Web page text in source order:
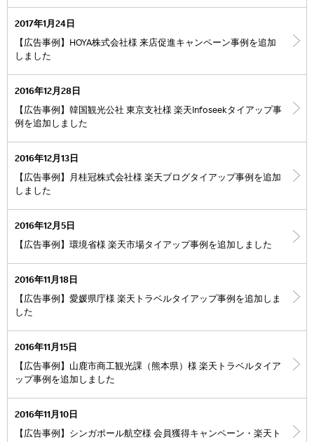
2017年1月24日
【広告事例】HOYA株式会社様 来店促進キャンペーン事例を追加
しました
2016年12月28日
【広告事例】韓国観光公社 東京支社様 楽天Infoseekタイアップ事
例を追加しました
2016年12月13日
【広告事例】月桂冠株式会社様 楽天ブログタイアップ事例を追加
しました
2016年12月5日
【広告事例】環境省様 楽天市場タイアップ事例を追加しました
2016年11月18日
【広告事例】愛媛県庁様 楽天トラベルタイアップ事例を追加しま
した
2016年11月15日
【広告事例】山鹿市商工観光課（熊本県）様 楽天トラベルタイア
ップ事例を追加しました
2016年11月10日
【広告事例】シンガポール航空様 会員獲得キャンペーン・楽天ト